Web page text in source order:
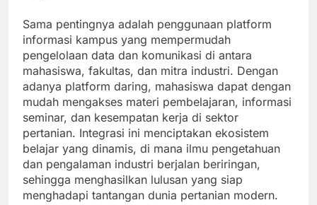
Sama pentingnya adalah penggunaan platform
informasi kampus yang mempermudah
pengelolaan data dan komunikasi di antara
mahasiswa, fakultas, dan mitra industri. Dengan
adanya platform daring, mahasiswa dapat dengan
mudah mengakses materi pembelajaran, informasi
seminar, dan kesempatan kerja di sektor
pertanian. Integrasi ini menciptakan ekosistem
belajar yang dinamis, di mana ilmu pengetahuan
dan pengalaman industri berjalan beriringan,
sehingga menghasilkan lulusan yang siap
menghadapi tantangan dunia pertanian modern.